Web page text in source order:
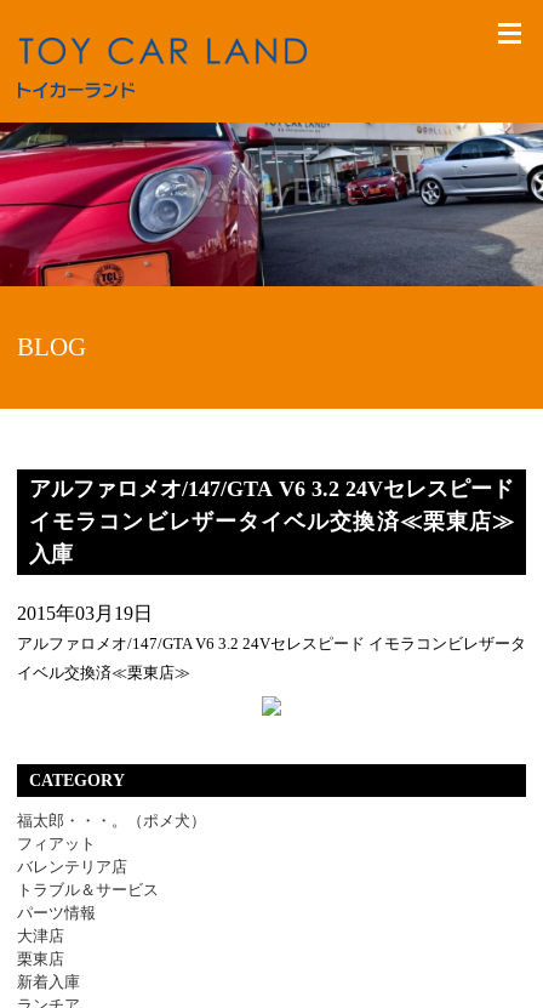
BLOG
アルファロメオ/147/GTA V6 3.2 24Vセレスピード
イモラコンビレザータイベル交換済≪栗東店≫
入庫
2015年03月19日
アルファロメオ/147/GTA V6 3.2 24Vセレスピード イモラコンビレザータ
イベル交換済≪栗東店≫
CATEGORY
福太郎・・・。（ポメ犬）
フィアット
バレンテリア店
トラブル＆サービス
パーツ情報
大津店
栗東店
新着入庫